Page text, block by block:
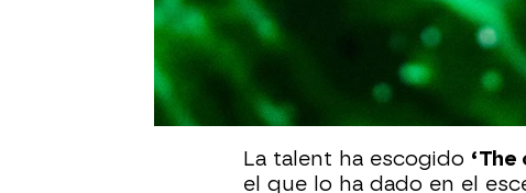
éxito.
Débora espera tener
que ha apostado muy
interpretar esta noche.
La talent ha escogido
el que lo ha dado en el